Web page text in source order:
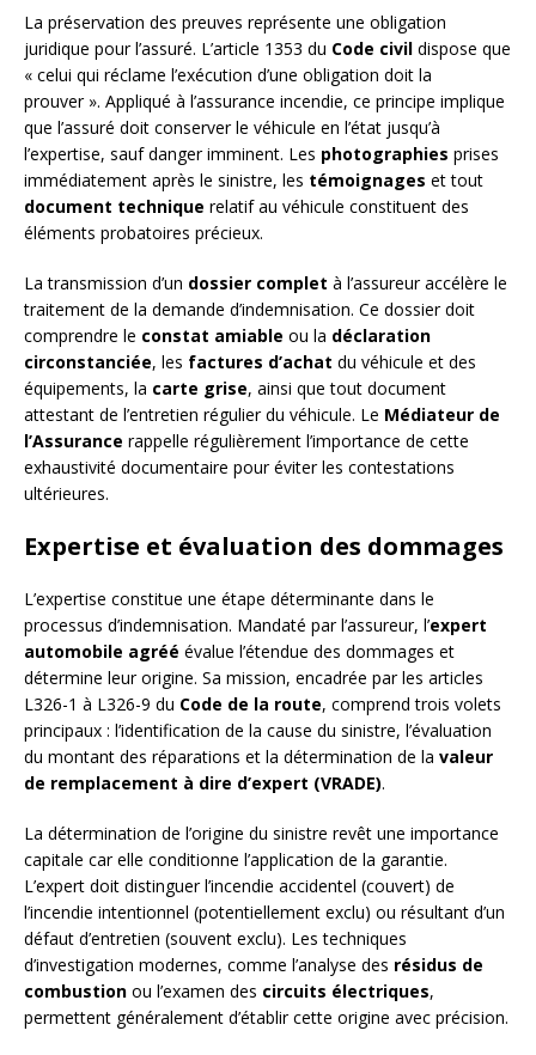
La préservation des preuves représente une obligation
juridique pour l’assuré. L’article 1353 du Code civil dispose que
« celui qui réclame l’exécution d’une obligation doit la
prouver ». Appliqué à l’assurance incendie, ce principe implique
que l’assuré doit conserver le véhicule en l’état jusqu’à
l’expertise, sauf danger imminent. Les photographies prises
immédiatement après le sinistre, les témoignages et tout
document technique relatif au véhicule constituent des
éléments probatoires précieux.
La transmission d’un dossier complet à l’assureur accélère le
traitement de la demande d’indemnisation. Ce dossier doit
comprendre le constat amiable ou la déclaration
circonstanciée, les factures d’achat du véhicule et des
équipements, la carte grise, ainsi que tout document
attestant de l’entretien régulier du véhicule. Le Médiateur de
l’Assurance rappelle régulièrement l’importance de cette
exhaustivité documentaire pour éviter les contestations
ultérieures.
Expertise et évaluation des dommages
L’expertise constitue une étape déterminante dans le
processus d’indemnisation. Mandaté par l’assureur, l’expert
automobile agréé évalue l’étendue des dommages et
détermine leur origine. Sa mission, encadrée par les articles
L326-1 à L326-9 du Code de la route, comprend trois volets
principaux : l’identification de la cause du sinistre, l’évaluation
du montant des réparations et la détermination de la valeur
de remplacement à dire d’expert (VRADE).
La détermination de l’origine du sinistre revêt une importance
capitale car elle conditionne l’application de la garantie.
L’expert doit distinguer l’incendie accidentel (couvert) de
l’incendie intentionnel (potentiellement exclu) ou résultant d’un
défaut d’entretien (souvent exclu). Les techniques
d’investigation modernes, comme l’analyse des résidus de
combustion ou l’examen des circuits électriques,
permettent généralement d’établir cette origine avec précision.